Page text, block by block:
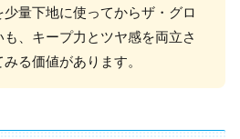
量下地に使ってからザ・グロ
、キープ力とツヤ感を両立さ
る価値があります。